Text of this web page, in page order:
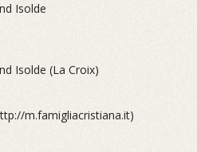
Isolde
Isolde (La Croix)
m.famigliacristiana.it)